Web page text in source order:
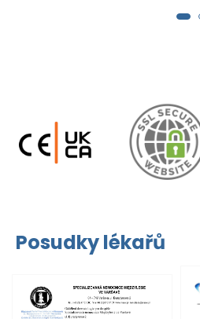
Posudky lékařů